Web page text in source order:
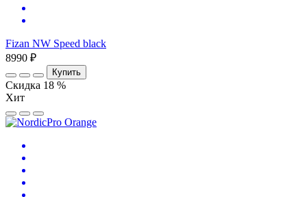
Fizan NW Speed black
8990 ₽
Купить
Скидка 18 %
Хит